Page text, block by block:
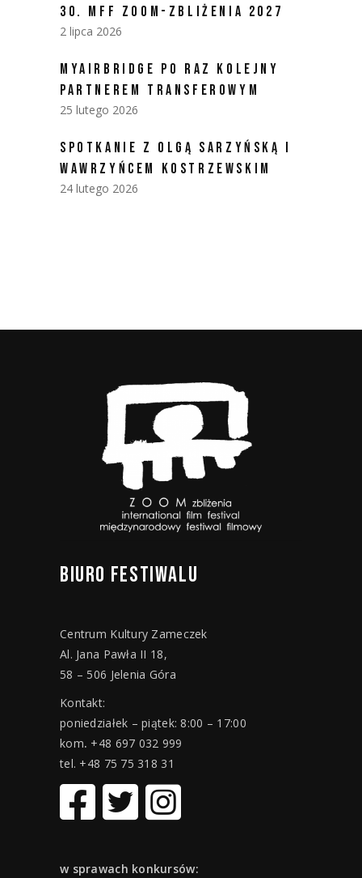
30. MFF ZOOM-ZBLIŻENIA 2027
2 lipca 2026
MYAIRBRIDGE PO RAZ KOLEJNY
PARTNEREM TRANSFEROWYM
25 lutego 2026
SPOTKANIE Z OLGĄ SARZYŃSKĄ I
WAWRZYŃCEM KOSTRZEWSKIM
24 lutego 2026
BIURO FESTIWALU
Centrum Kultury Zameczek
Al. Jana Pawła II 18,
58 – 506 Jelenia Góra
Kontakt:
poniedziałek – piątek: 8:00 – 17:00
kom. +48 697 032 999
tel. +48 75 75 318 31
w sprawach konkursów: